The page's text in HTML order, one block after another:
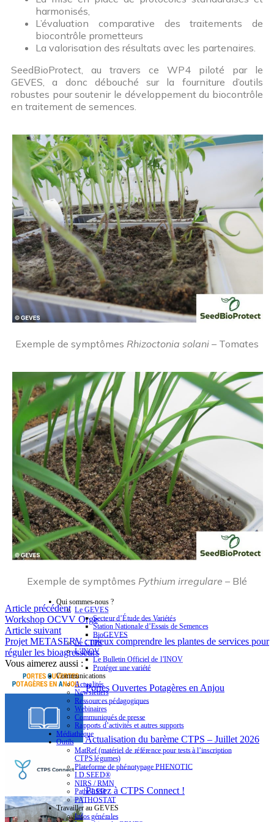
harmonisés,
L’évaluation comparative des traitements de
biocontrôle prometteurs
La valorisation des résultats avec les partenaires.
SeedBioProtect, au travers ce WP4 piloté par le
GEVES, a donc débouché sur la fourniture d’outils
robustes pour soutenir le développement du biocontrôle
en traitement de semences.
Exemple de symptômes Rhizoctonia solani – Tomates
Exemple de symptômes Pythium irregulare – Blé
Article précédent
Workshop OCVV Orge
Article suivant
Projet METASERV : mieux comprendre les plantes de services pour
réguler les bioagresseurs
Vous aimerez aussi :
Portes Ouvertes Potagères en Anjou
Actualisation du barème CTPS – Juillet 2026
Passez à CTPS Connect !
Qui sommes-nous ?
Le GEVES
Secteur d’Étude des Variétés
Station Nationale d’Essais de Semences
BioGEVES
Le CTPS
L’INOV
Le Bulletin Officiel de l’INOV
Protéger une variété
Communications
Actualités
Newsletters
Ressources pédagogiques
Webinaires
Communiqués de presse
Rapports d’activités et autres supports
Médiathèque
Outils
MatRef (matériel de référence pour tests à l’inscription
CTPS légumes)
Plateforme de phénotypage PHENOTIC
I.D.SEED®
NIRS / RMN
PathoLED
PATHOSTAT
Travailler au GEVES
Infos générales